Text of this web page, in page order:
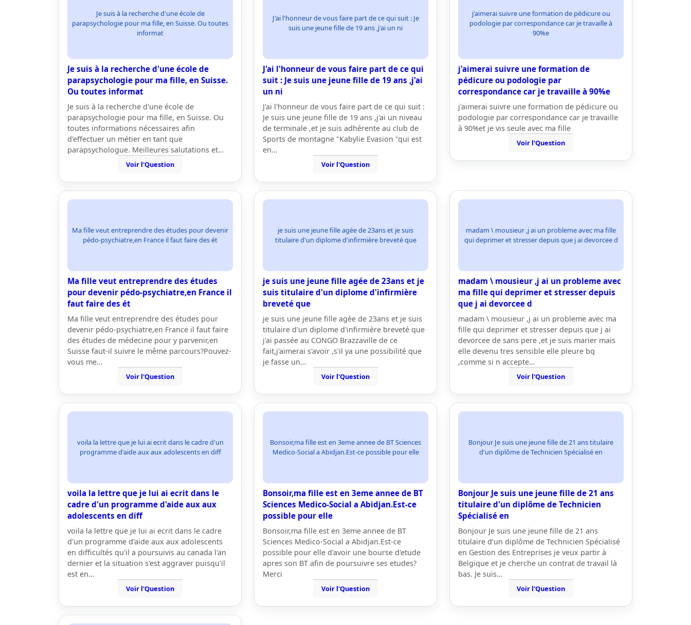
Je suis à la recherche d'une école de
parapsychologie pour ma fille, en Suisse. Ou toutes
informat
Je suis à la recherche d'une école de
parapsychologie pour ma fille, en Suisse.
Ou toutes informat
Je suis à la recherche d'une école de
parapsychologie pour ma fille, en Suisse. Ou
toutes informations nécessaires afin
d'effectuer un métier en tant que
parapsychologue. Meilleures salutations et…
Voir l'Question
J'ai l'honneur de vous faire part de ce qui suit : Je
suis une jeune fille de 19 ans ,j'ai un ni
J'ai l'honneur de vous faire part de ce qui
suit : Je suis une jeune fille de 19 ans ,j'ai
un ni
J'ai l'honneur de vous faire part de ce qui suit :
Je suis une jeune fille de 19 ans ,j'ai un niveau
de terminale ,et je suis adhérente au club de
Sports de montagne "Kabylie Evasion "qui est
en…
Voir l'Question
j'aimerai suivre une formation de pédicure ou
podologie par correspondance car je travaille à
90%e
j'aimerai suivre une formation de
pédicure ou podologie par
correspondance car je travaille à 90%e
j'aimerai suivre une formation de pédicure ou
podologie par correspondance car je travaille
à 90%et je vis seule avec ma fille
Voir l'Question
Ma fille veut entreprendre des études pour devenir
pédo-psychiatre,en France il faut faire des ét
Ma fille veut entreprendre des études
pour devenir pédo-psychiatre,en France il
faut faire des ét
Ma fille veut entreprendre des études pour
devenir pédo-psychiatre,en France il faut faire
des études de médecine pour y parvenir,en
Suisse faut-il suivre le même parcours?Pouvez-
vous me…
Voir l'Question
je suis une jeune fille agée de 23ans et je suis
titulaire d'un diplome d'infirmière breveté que
je suis une jeune fille agée de 23ans et je
suis titulaire d'un diplome d'infirmière
breveté que
je suis une jeune fille agée de 23ans et je suis
titulaire d'un diplome d'infirmière breveté que
j'ai passée au CONGO Brazzaville de ce
fait,j'aimerai s'avoir ,s'il ya une possibilité que
je fasse un…
Voir l'Question
madam \ mousieur ,j ai un probleme avec ma fille
qui deprimer et stresser depuis que j ai devorcee d
madam \ mousieur ,j ai un probleme avec
ma fille qui deprimer et stresser depuis
que j ai devorcee d
madam \ mousieur ,j ai un probleme avec ma
fille qui deprimer et stresser depuis que j ai
devorcee de sans pere ,et je suis marier mais
elle devenu tres sensible elle pleure bq
,comme si n accepte…
Voir l'Question
voila la lettre que je lui ai ecrit dans le cadre d'un
programme d'aide aux aux adolescents en diff
voila la lettre que je lui ai ecrit dans le
cadre d'un programme d'aide aux aux
adolescents en diff
voila la lettre que je lui ai ecrit dans le cadre
d'un programme d'aide aux aux adolescents
en difficultés qu'il a poursuivis au canada l'an
dernier et la situation s'est aggraver puisqu'il
est en…
Voir l'Question
Bonsoir,ma fille est en 3eme annee de BT Sciences
Medico-Social a Abidjan.Est-ce possible pour elle
Bonsoir,ma fille est en 3eme annee de BT
Sciences Medico-Social a Abidjan.Est-ce
possible pour elle
Bonsoir,ma fille est en 3eme annee de BT
Sciences Medico-Social a Abidjan.Est-ce
possible pour elle d'avoir une bourse d'etude
apres son BT afin de poursuivre ses etudes?
Merci
Voir l'Question
Bonjour Je suis une jeune fille de 21 ans titulaire
d'un diplôme de Technicien Spécialisé en
Bonjour Je suis une jeune fille de 21 ans
titulaire d'un diplôme de Technicien
Spécialisé en
Bonjour Je suis une jeune fille de 21 ans
titulaire d’un diplôme de Technicien Spécialisé
en Gestion des Entreprises je veux partir à
Belgique et je cherche un contrat de travail là
bas. Je suis…
Voir l'Question